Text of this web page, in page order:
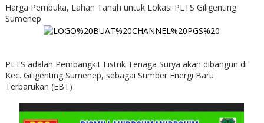
Harga Pembuka, Lahan Tanah untuk Lokasi PLTS Giligenting
Sumenep
PLTS adalah Pembangkit Listrik Tenaga Surya akan dibangun di
Kec. Giligenting Sumenep, sebagai Sumber Energi Baru
Terbarukan (EBT)